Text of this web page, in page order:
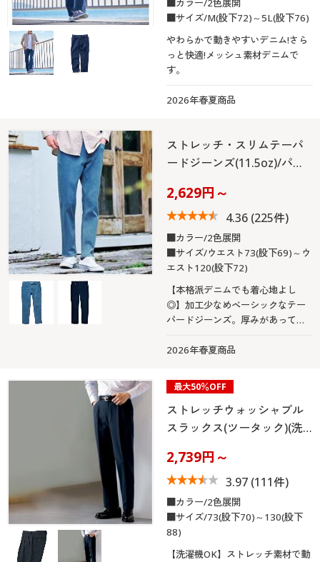
■カラー/2色展開
■サイズ/M(股下72)～5L(股下76)
やわらかで動きやすいデニム!さら
っと快適!メッシュ素材デニムで
す。
2026年春夏商品
ストレッチ・スリムテーパ
ードジーンズ(11.5oz)/パ…
2,629円～
4.36(225件)
■カラー/2色展開
■サイズ/ウエスト73(股下69)～ウ
エスト120(股下72)
【本格派デニムでも着心地よし
◎】加工少なめベーシックなテー
パードジーンズ。厚みがあってし
適にはけるしなやかストレッチ!
2026年春夏商品
最大50％OFF
ストレッチウォッシャブル
スラックス(ツータック)(洗…
2,739円～
3.97(111件)
■カラー/2色展開
■サイズ/73(股下70)～130(股下
88)
【洗濯機OK】ストレッチ素材で動